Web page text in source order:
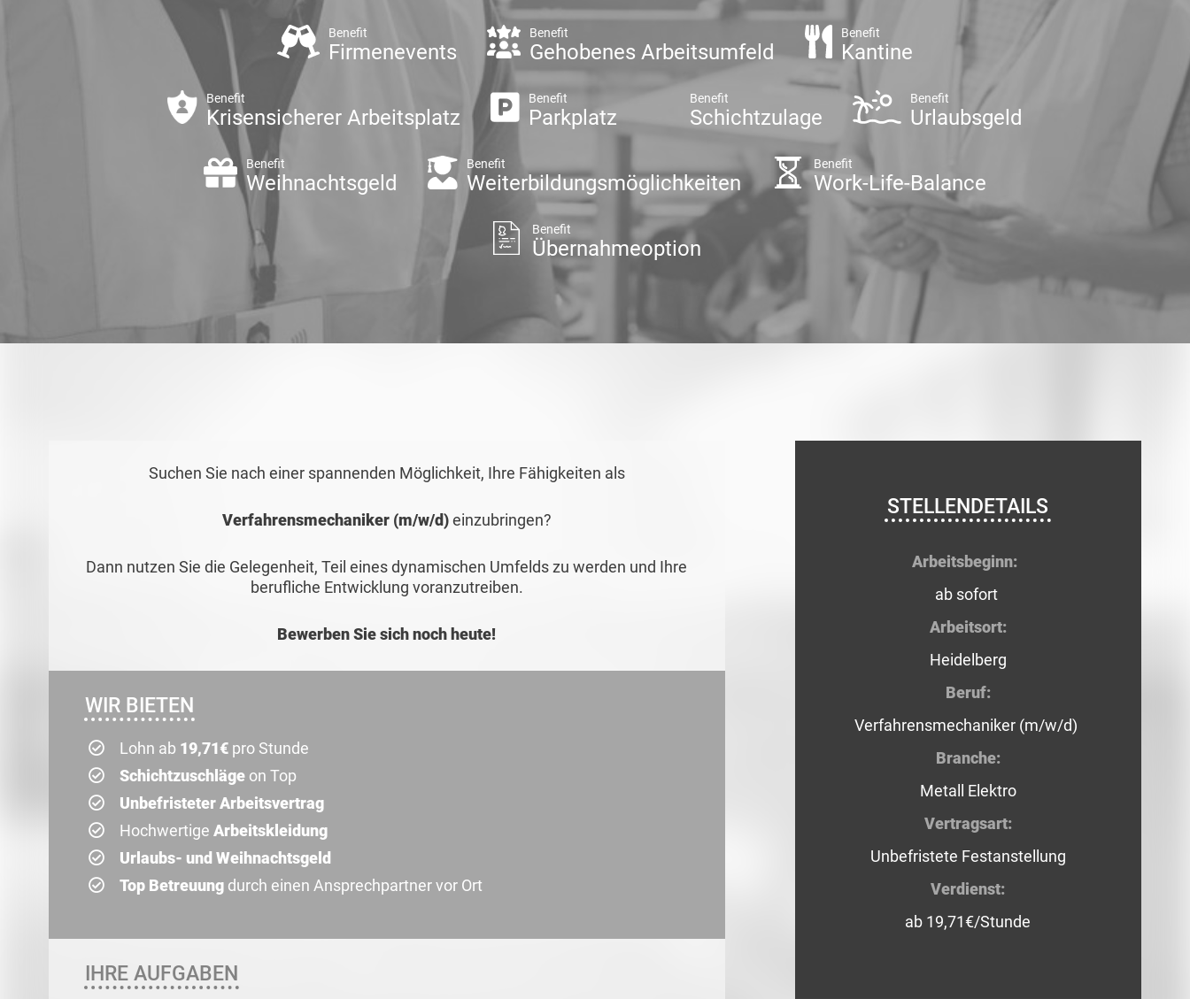
Benefit
Firmenevents
Benefit
Gehobenes Arbeitsumfeld
Benefit
Kantine
Benefit
Krisensicherer Arbeitsplatz
Benefit
Parkplatz
Benefit
Schichtzulage
Benefit
Urlaubsgeld
Benefit
Weihnachtsgeld
Benefit
Weiterbildungsmöglichkeiten
Benefit
Work-Life-Balance
Benefit
Übernahmeoption
Suchen Sie nach einer spannenden Möglichkeit, Ihre Fähigkeiten als
Verfahrensmechaniker (m/w/d)einzubringen?
Dann nutzen Sie die Gelegenheit, Teil eines dynamischen Umfelds zu werden und Ihre
berufliche Entwicklung voranzutreiben.
Bewerben Sie sich noch heute!
WIR BIETEN
Lohn ab 19,71€ pro Stunde
Schichtzuschläge on Top
Unbefristeter Arbeitsvertrag
Hochwertige Arbeitskleidung
Urlaubs- und Weihnachtsgeld
Top Betreuung durch einen Ansprechpartner vor Ort
IHRE AUFGABEN
STELLENDETAILS
Arbeitsbeginn:
ab sofort
Arbeitsort:
Heidelberg
Beruf:
Verfahrensmechaniker (m/w/d)
Branche:
Metall Elektro
Vertragsart:
Unbefristete Festanstellung
Verdienst:
ab 19,71€/Stunde